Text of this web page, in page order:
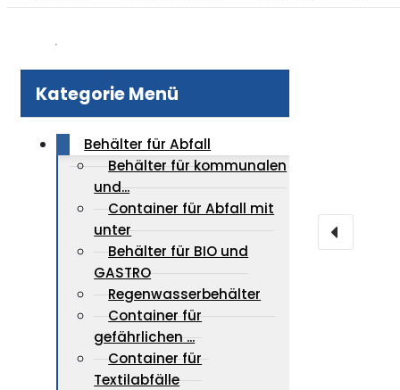
Kategorie Menü
Behälter für Abfall
Behälter für kommunalen
und...
Container für Abfall mit
unter
Behälter für BIO und
GASTRO
Regenwasserbehälter
Container für
gefährlichen ...
Container für
Textilabfälle